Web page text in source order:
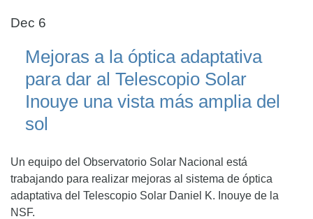
Dec 6
Mejoras a la óptica adaptativa
para dar al Telescopio Solar
Inouye una vista más amplia del
sol
Un equipo del Observatorio Solar Nacional está
trabajando para realizar mejoras al sistema de óptica
adaptativa del Telescopio Solar Daniel K. Inouye de la
NSF.